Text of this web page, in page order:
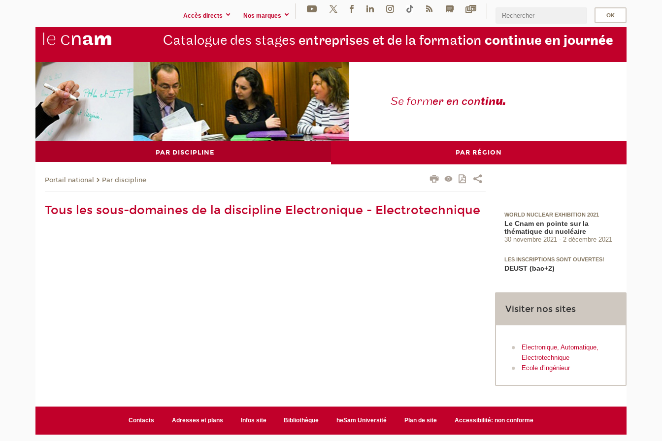
Accès directs Nos marques
Catalogue des stages entreprises et de la formation continue en journée
Se former en continu.
PAR DISCIPLINE PAR RÉGION
Portail national Par discipline
Tous les sous-domaines de la discipline Electronique - Electrotechnique WORLD NUCLEAR EXHIBITION 2021
Le Cnam en pointe sur la
thématique du nucléaire
30 novembre 2021 2 décembre 2021
LES INSCRIPTIONS SONT OUVERTES!
DEUST (bac+2)
Visiter nos sites
Electronique, Automatique,
Electrotechnique
Ecole d'ingénieur
Contacts Adresses et plans Infos site Bibliothèque heSam Université Plan de site Accessibilité: non conforme